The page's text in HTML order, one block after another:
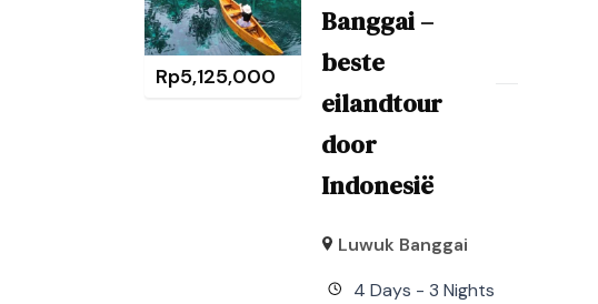
Rp5,125,000
Banggai –
beste
eilandtour
door
Indonesië
Luwuk Banggai
4 Days - 3 Nights